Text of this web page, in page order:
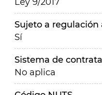
Sujeto a regulación
Sí
Sistema de
No aplica